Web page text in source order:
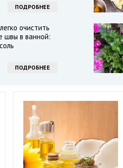
ПОДРОБНЕЕ
очистить
швы в ванной:
ПОДРОБНЕЕ